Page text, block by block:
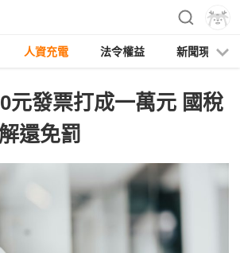
人資充電 法令權益 新聞現場
元發票打成一萬元 國稅
還免罰